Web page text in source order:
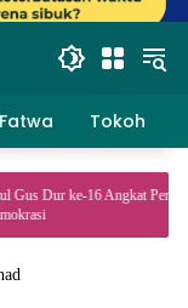
Fatwa Tokoh
Peran Masyarakat dalam